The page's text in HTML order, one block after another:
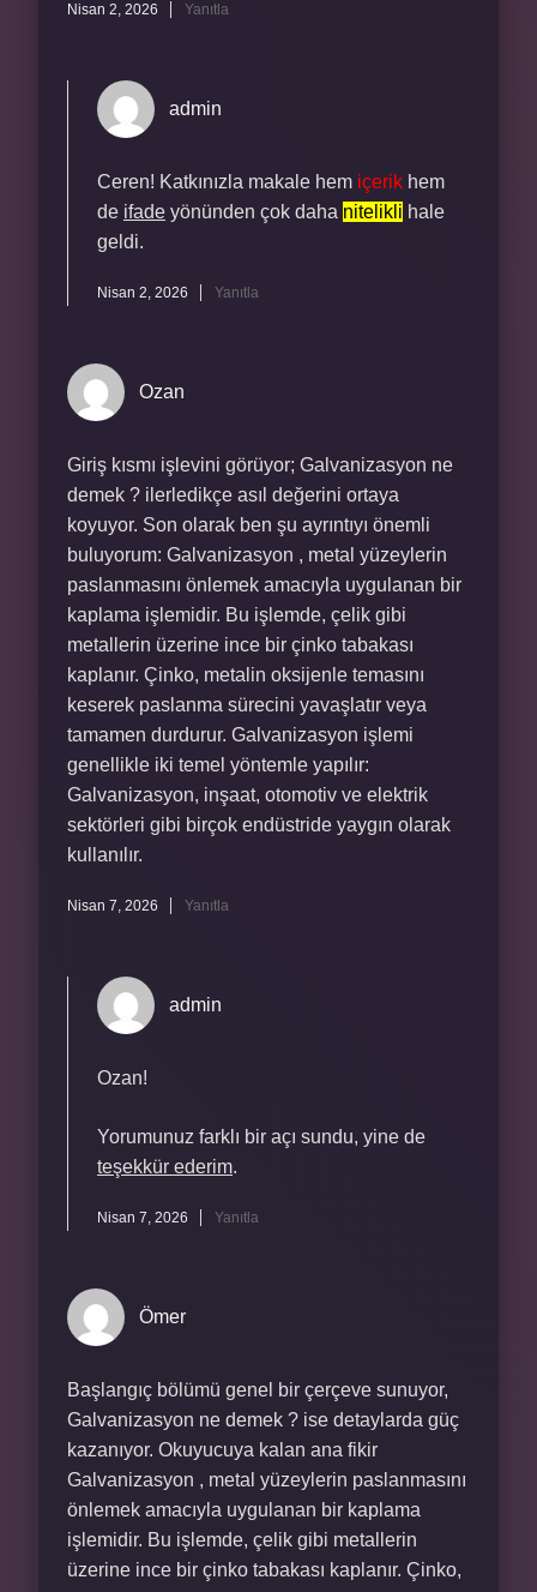
Nisan 2, 2026 Yanıtla
admin
Ceren! Katkınızla makale hem içerik hem
de ifade yönünden çok daha nitelikli hale
geldi.
Nisan 2, 2026 Yanıtla
Ozan
Giriş kısmı işlevini görüyor; Galvanizasyon ne
demek ? ilerledikçe asıl değerini ortaya
koyuyor. Son olarak ben şu ayrıntıyı önemli
buluyorum: Galvanizasyon , metal yüzeylerin
paslanmasını önlemek amacıyla uygulanan bir
kaplama işlemidir. Bu işlemde, çelik gibi
metallerin üzerine ince bir çinko tabakası
kaplanır. Çinko, metalin oksijenle temasını
keserek paslanma sürecini yavaşlatır veya
tamamen durdurur. Galvanizasyon işlemi
genellikle iki temel yöntemle yapılır:
Galvanizasyon, inşaat, otomotiv ve elektrik
sektörleri gibi birçok endüstride yaygın olarak
kullanılır.
Nisan 7, 2026 Yanıtla
admin
Ozan!
Yorumunuz farklı bir açı sundu, yine de
teşekkür ederim.
Nisan 7, 2026 Yanıtla
Ömer
Başlangıç bölümü genel bir çerçeve sunuyor,
Galvanizasyon ne demek ? ise detaylarda güç
kazanıyor. Okuyucuya kalan ana fikir
Galvanizasyon , metal yüzeylerin paslanmasını
önlemek amacıyla uygulanan bir kaplama
işlemidir. Bu işlemde, çelik gibi metallerin
üzerine ince bir çinko tabakası kaplanır. Çinko,